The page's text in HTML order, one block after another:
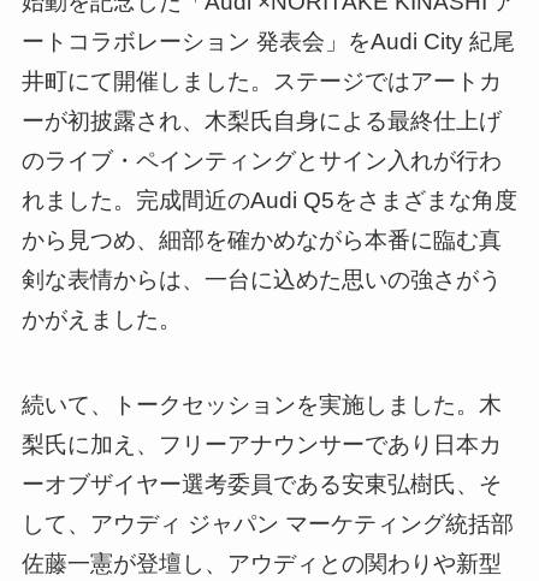
ートコラボレーション 発表会」をAudi City 紀尾
井町にて開催しました。ステージではアートカ
ーが初披露され、木梨氏自身による最終仕上げ
のライブ・ペインティングとサイン入れが行わ
れました。完成間近のAudi Q5をさまざまな角度
から見つめ、細部を確かめながら本番に臨む真
剣な表情からは、一台に込めた思いの強さがう
かがえました。
続いて、トークセッションを実施しました。木
梨氏に加え、フリーアナウンサーであり日本カ
ーオブザイヤー選考委員である安東弘樹氏、そ
して、アウディ ジャパン マーケティング統括部
佐藤一憲が登壇し、アウディとの関わりや新型